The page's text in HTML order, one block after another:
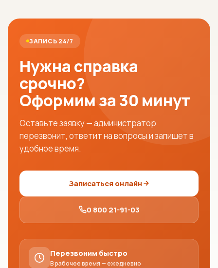
ЗАПИСЬ 24/7
Нужна справка
срочно?
Оформим за 30 минут
Оставьте заявку — администратор
перезвонит, ответит на вопросы и запишет в
удобное время.
Записаться онлайн
0 800 21-91-03
Перезвоним быстро
В рабочее время — ежедневно